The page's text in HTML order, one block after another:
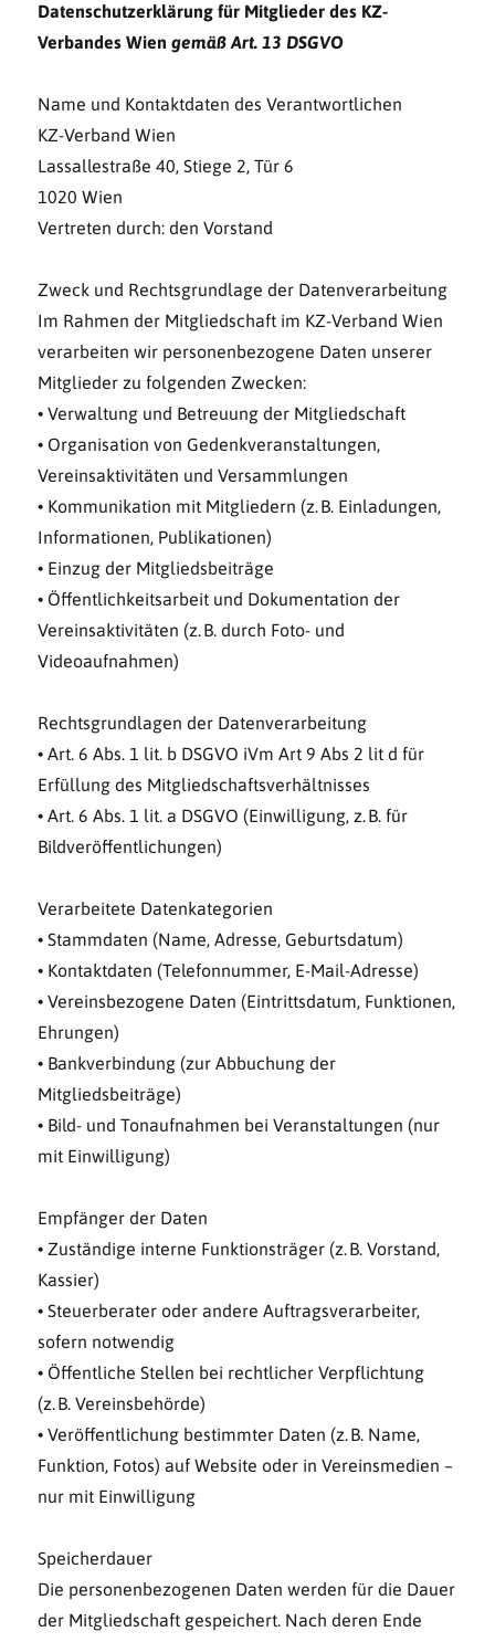
Datenschutzerklärung für Mitglieder des KZ-
Verbandes Wiengemäß Art. 13 DSGVO
Name und Kontaktdaten des Verantwortlichen
KZ-Verband Wien
Lassallestraße 40, Stiege 2, Tür 6
1020 Wien
Vertreten durch: den Vorstand
Zweck und Rechtsgrundlage der Datenverarbeitung
Im Rahmen der Mitgliedschaft im KZ-Verband Wien
verarbeiten wir personenbezogene Daten unserer
Mitglieder zu folgenden Zwecken:
• Verwaltung und Betreuung der Mitgliedschaft
• Organisation von Gedenkveranstaltungen,
Vereinsaktivitäten und Versammlungen
• Kommunikation mit Mitgliedern (z. B. Einladungen,
Informationen, Publikationen)
• Einzug der Mitgliedsbeiträge
• Öffentlichkeitsarbeit und Dokumentation der
Vereinsaktivitäten (z. B. durch Foto- und
Videoaufnahmen)
Rechtsgrundlagen der Datenverarbeitung
• Art. 6 Abs. 1 lit. b DSGVO iVm Art 9 Abs 2 lit d für
Erfüllung des Mitgliedschaftsverhältnisses
• Art. 6 Abs. 1 lit. a DSGVO (Einwilligung, z. B. für
Bildveröffentlichungen)
Verarbeitete Datenkategorien
• Stammdaten (Name, Adresse, Geburtsdatum)
• Kontaktdaten (Telefonnummer, E-Mail-Adresse)
• Vereinsbezogene Daten (Eintrittsdatum, Funktionen,
Ehrungen)
• Bankverbindung (zur Abbuchung der
Mitgliedsbeiträge)
• Bild- und Tonaufnahmen bei Veranstaltungen (nur
mit Einwilligung)
Empfänger der Daten
• Zuständige interne Funktionsträger (z. B. Vorstand,
Kassier)
• Steuerberater oder andere Auftragsverarbeiter,
sofern notwendig
• Öffentliche Stellen bei rechtlicher Verpflichtung
(z. B. Vereinsbehörde)
• Veröffentlichung bestimmter Daten (z. B. Name,
Funktion, Fotos) auf Website oder in Vereinsmedien –
nur mit Einwilligung
Speicherdauer
Die personenbezogenen Daten werden für die Dauer
der Mitgliedschaft gespeichert. Nach deren Ende